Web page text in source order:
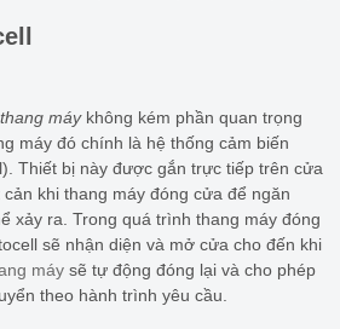
máy không kém phần quan trọng
máy đó chính là hệ thống cảm biến
Thiết bị này được gắn trực tiếp trên cửa
khi thang máy đóng cửa để ngăn
xảy ra. Trong quá trình thang máy đóng
sẽ nhận diện và mở cửa cho đến khi
máy sẽ tự động đóng lại và cho phép
theo hành trình yêu cầu.